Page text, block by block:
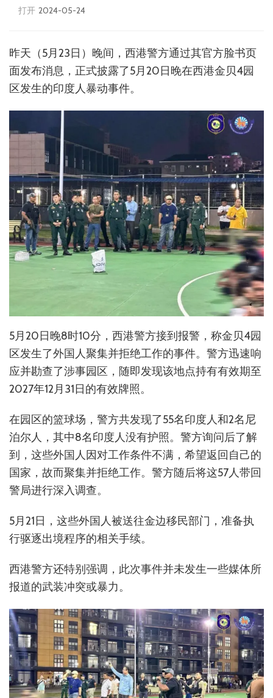
打开 2024-05-24
昨天（5月23日）晚间，西港警方通过其官方脸书页
面发布消息，正式披露了5月20日晚在西港金贝4园
区发生的印度人暴动事件。
5月20日晚8时10分，西港警方接到报警，称金贝4园
区发生了外国人聚集并拒绝工作的事件。警方迅速响
应并勘查了涉事园区，随即发现该地点持有有效期至
2027年12月31日的有效牌照。
在园区的篮球场，警方共发现了55名印度人和2名尼
泊尔人，其中8名印度人没有护照。警方询问后了解
到，这些外国人因对工作条件不满，希望返回自己的
国家，故而聚集并拒绝工作。警方随后将这57人带回
警局进行深入调查。
5月21日，这些外国人被送往金边移民部门，准备执
行驱逐出境程序的相关手续。
西港警方还特别强调，此次事件并未发生一些媒体所
报道的武装冲突或暴力。